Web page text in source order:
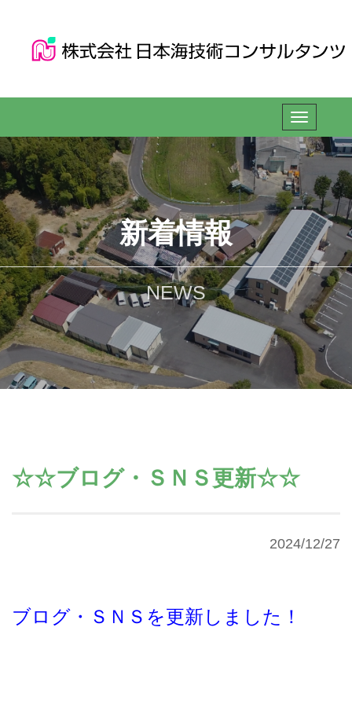
新着情報
NEWS
☆☆ブログ・ＳＮＳ更新☆☆
2024/12/27
ブログ・ＳＮＳを更新しました！